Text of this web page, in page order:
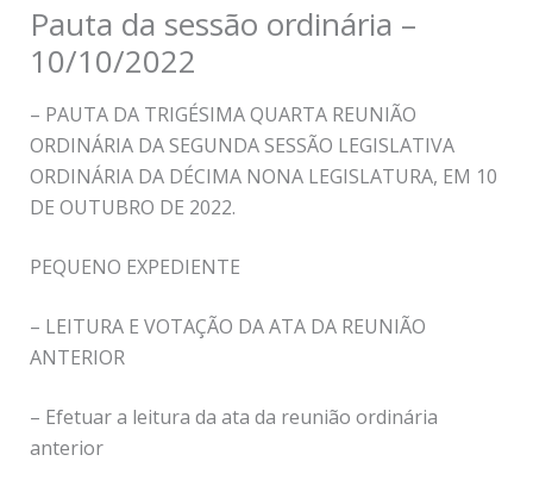
Pauta da sessão ordinária –
10/10/2022
– PAUTA DA TRIGÉSIMA QUARTA REUNIÃO
ORDINÁRIA DA SEGUNDA SESSÃO LEGISLATIVA
ORDINÁRIA DA DÉCIMA NONA LEGISLATURA, EM 10
DE OUTUBRO DE 2022.
PEQUENO EXPEDIENTE
– LEITURA E VOTAÇÃO DA ATA DA REUNIÃO
ANTERIOR
– Efetuar a leitura da ata da reunião ordinária
anterior